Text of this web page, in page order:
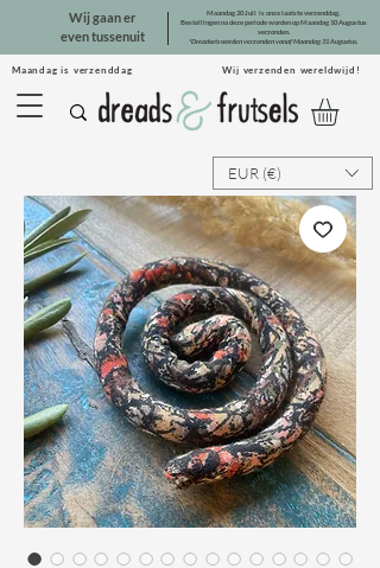
Maandag is verzenddag Wij verzenden wereldwijd!
Wij gaan er
even tussenuit
Maandag 20 Juli is onze laatste verzenddag.
Bestellingen na deze periode worden op Maandag 10 Augustus
verzonden.
*Dreadsets worden verzonden vanaf Maandag 31 Augustus.
EUR (€)